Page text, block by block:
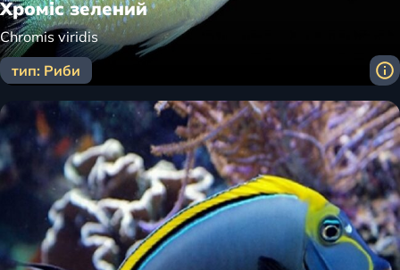
Хроміс зелений
Chromis viridis
тип: Риби